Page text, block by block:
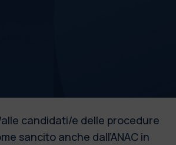
candidati/e delle procedure
sancito anche dall’ANAC in